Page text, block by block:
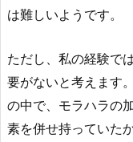
は難しいようです。
ただし、私の経験で
要がないと考えます
の中で、モラハラの
素を併せ持っていた